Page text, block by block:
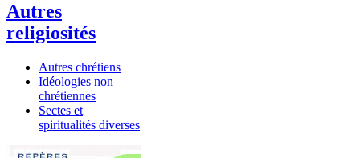
Autres
religiosités
Autres chrétiens
Idéologies non
chrétiennes
Sectes et
spiritualités diverses